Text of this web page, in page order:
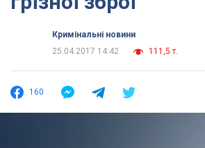
Кримінальні новини
25.04.2017 14:42
111,5 т.
160